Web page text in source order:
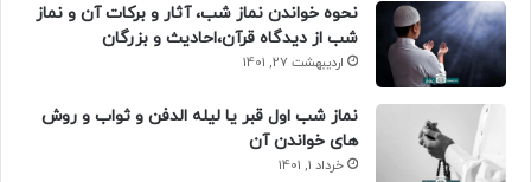
نحوه خواندن نماز شب، آثار و برکات آن و نماز
شب از دیدگاه قرآن،احادیث و بزرگان
اردیبهشت 27, 1401
نماز شب اول قبر یا لیله الدفن و ثواب و روش
های خواندن آن
خرداد 1, 1401